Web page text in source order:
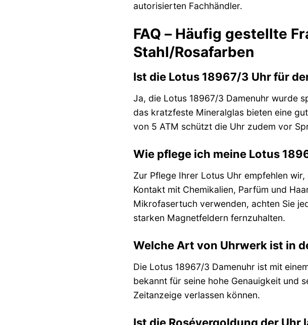
autorisierten Fachhändler.
FAQ – Häufig gestellte
Stahl/Rosafarben
Ist die Lotus 18967/3 Uhr für
Ja, die Lotus 18967/3 Damenuhr wurde
das kratzfeste Mineralglas bieten eine
von 5 ATM schützt die Uhr zudem vor
Wie pflege ich meine Lotus
Zur Pflege Ihrer Lotus Uhr empfehlen
Kontakt mit Chemikalien, Parfüm und
Mikrofasertuch verwenden, achten Sie
starken Magnetfeldern fernzuhalten.
Welche Art von Uhrwerk ist in
Die Lotus 18967/3 Damenuhr ist mit
bekannt für seine hohe Genauigkeit und
Zeitanzeige verlassen können.